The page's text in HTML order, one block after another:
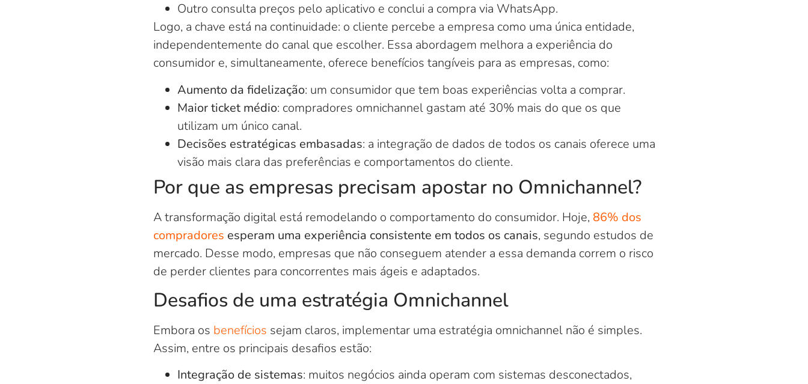
Outro consulta preços pelo aplicativo e conclui a compra via WhatsApp.
Logo, a chave está na continuidade: o cliente percebe a empresa como uma única entidade,
independentemente do canal que escolher. Essa abordagem melhora a experiência do
consumidor e, simultaneamente, oferece benefícios tangíveis para as empresas, como:
Aumento da fidelização: um consumidor que tem boas experiências volta a comprar.
Maior ticket médio: compradores omnichannel gastam até 30% mais do que os que
utilizam um único canal.
Decisões estratégicas embasadas: a integração de dados de todos os canais oferece uma
visão mais clara das preferências e comportamentos do cliente.
Por que as empresas precisam apostar no Omnichannel?
A transformação digital está remodelando o comportamento do consumidor. Hoje, 86% dos
compradores esperam uma experiência consistente em todos os canais, segundo estudos de
mercado. Desse modo, empresas que não conseguem atender a essa demanda correm o risco
de perder clientes para concorrentes mais ágeis e adaptados.
Desafios de uma estratégia Omnichannel
Embora os benefícios sejam claros, implementar uma estratégia omnichannel não é simples.
Assim, entre os principais desafios estão:
Integração de sistemas: muitos negócios ainda operam com sistemas desconectados,